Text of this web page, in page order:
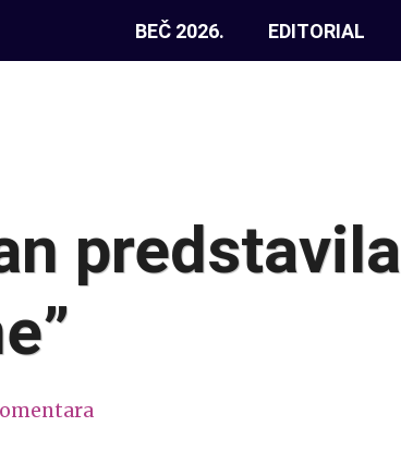
BEČ 2026. EDITORIAL
predstavila